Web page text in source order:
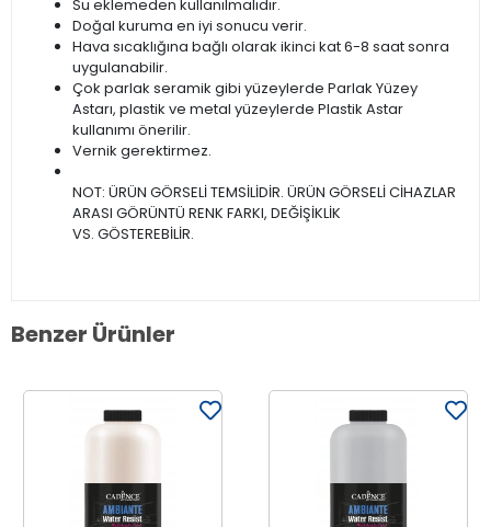
Su eklemeden kullanılmalıdır.
Doğal kuruma en iyi sonucu verir.
Hava sıcaklığına bağlı olarak ikinci kat 6-8 saat sonra
uygulanabilir.
Çok parlak seramik gibi yüzeylerde Parlak Yüzey
Astarı, plastik ve metal yüzeylerde Plastik Astar
kullanımı önerilir.
Vernik gerektirmez.
NOT: ÜRÜN GÖRSELİ TEMSİLİDİR. ÜRÜN GÖRSELİ CİHAZLAR
ARASI GÖRÜNTÜ RENK FARKI, DEĞİŞİKLİK
VS. GÖSTEREBİLİR.
Benzer Ürünler